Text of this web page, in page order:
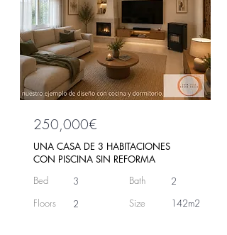
250,000€
UNA CASA DE 3 HABITACIONES
CON PISCINA SIN REFORMA
Bed
3
Floors
2
Bath
Size
2
142m2